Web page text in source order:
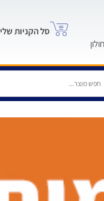
סל הקניות שלי